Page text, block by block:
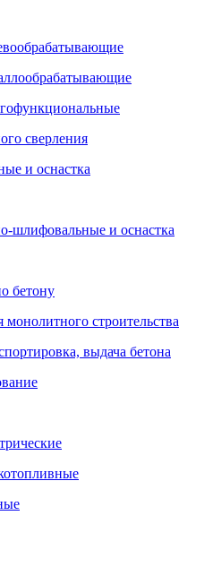
сверления
и оснастка
шлифовальные и оснастка
бетону
строительства
выдача бетона